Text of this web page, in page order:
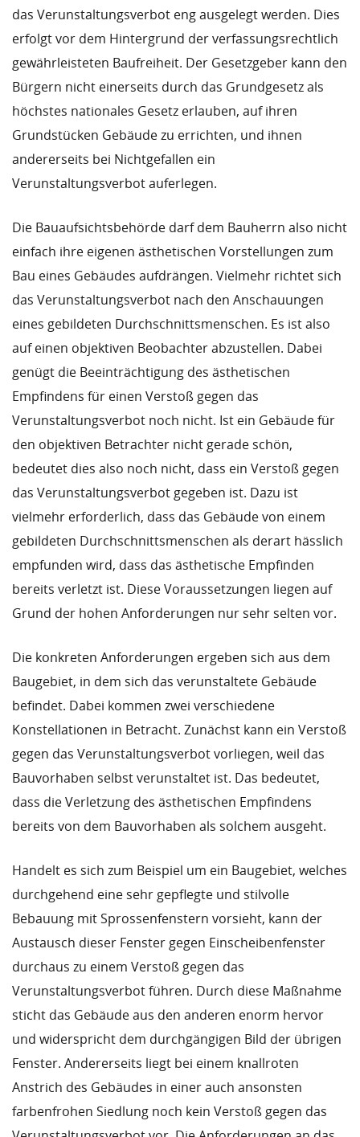
das Verunstaltungsverbot eng ausgelegt werden. Dies
erfolgt vor dem Hintergrund der verfassungsrechtlich
gewährleisteten Baufreiheit. Der Gesetzgeber kann den
Bürgern nicht einerseits durch das Grundgesetz als
höchstes nationales Gesetz erlauben, auf ihren
Grundstücken Gebäude zu errichten, und ihnen
andererseits bei Nichtgefallen ein
Verunstaltungsverbot auferlegen.
Die Bauaufsichtsbehörde darf dem Bauherrn also nicht
einfach ihre eigenen ästhetischen Vorstellungen zum
Bau eines Gebäudes aufdrängen. Vielmehr richtet sich
das Verunstaltungsverbot nach den Anschauungen
eines gebildeten Durchschnittsmenschen. Es ist also
auf einen objektiven Beobachter abzustellen. Dabei
genügt die Beeinträchtigung des ästhetischen
Empfindens für einen Verstoß gegen das
Verunstaltungsverbot noch nicht. Ist ein Gebäude für
den objektiven Betrachter nicht gerade schön,
bedeutet dies also noch nicht, dass ein Verstoß gegen
das Verunstaltungsverbot gegeben ist. Dazu ist
vielmehr erforderlich, dass das Gebäude von einem
gebildeten Durchschnittsmenschen als derart hässlich
empfunden wird, dass das ästhetische Empfinden
bereits verletzt ist. Diese Voraussetzungen liegen auf
Grund der hohen Anforderungen nur sehr selten vor.
Die konkreten Anforderungen ergeben sich aus dem
Baugebiet, in dem sich das verunstaltete Gebäude
befindet. Dabei kommen zwei verschiedene
Konstellationen in Betracht. Zunächst kann ein Verstoß
gegen das Verunstaltungsverbot vorliegen, weil das
Bauvorhaben selbst verunstaltet ist. Das bedeutet,
dass die Verletzung des ästhetischen Empfindens
bereits von dem Bauvorhaben als solchem ausgeht.
Handelt es sich zum Beispiel um ein Baugebiet, welches
durchgehend eine sehr gepflegte und stilvolle
Bebauung mit Sprossenfenstern vorsieht, kann der
Austausch dieser Fenster gegen Einscheibenfenster
durchaus zu einem Verstoß gegen das
Verunstaltungsverbot führen. Durch diese Maßnahme
sticht das Gebäude aus den anderen enorm hervor
und widerspricht dem durchgängigen Bild der übrigen
Fenster. Andererseits liegt bei einem knallroten
Anstrich des Gebäudes in einer auch ansonsten
farbenfrohen Siedlung noch kein Verstoß gegen das